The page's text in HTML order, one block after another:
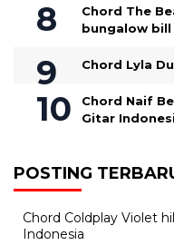
Chord The
bungalow bill
Chord Lyla
Chord Naif
Gitar
POSTING
Chord Coldplay Violet
Indonesia